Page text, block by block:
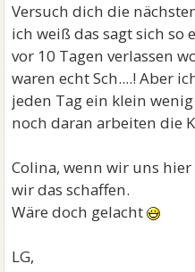
Versuch dich die
ich weiß das sagt sich so
vor 10 Tagen verlassen
waren echt Sch....! Aber
jeden Tag ein klein
noch daran arbeiten die
Colina, wenn wir uns
wir das schaffen.
Wäre doch gelacht
LG,